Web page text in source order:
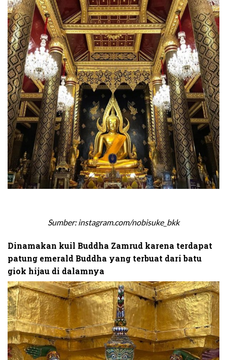
Sumber: instagram.com/nobisuke_bkk
Dinamakan kuil Buddha Zamrud karena terdapat
patung emerald Buddha yang terbuat dari batu
giok hijau di dalamnya